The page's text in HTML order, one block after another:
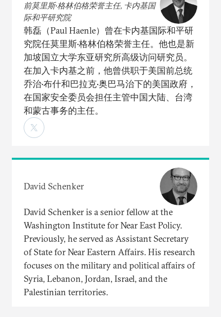
前莫里斯•格林伯格荣誉主任, 卡内基国
际和平研究院
韩磊（Paul Haenle）曾在卡内基国际和平研
究院任莫里斯•格林伯格荣誉主任。他也是新
加坡国立大学东亚研究所高级访问研究员。
在加入卡内基之前，他曾供职于美国前总统
乔治•布什和巴拉克•奥巴马治下的美国政府，
在国家安全委员会担任主管中国大陆、台湾
和蒙古事务的主任。
David Schenker
David Schenker is a senior fellow at the
Washington Institute for Near East Policy.
Previously, he served as Assistant Secretary
of State for Near Eastern Affairs. His research
focuses on the military and political affairs of
Syria, Lebanon, Jordan, Israel, and the
Palestinian territories.